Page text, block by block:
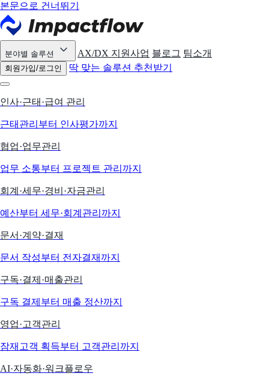
본문으로 건너뛰기
분야별 솔루션 AX/DX 지원사업 블로그 팀소개
회원가입/로그인 딱 맞는 솔루션 추천받기
인사·근태·급여 관리
근태관리부터 인사평가까지
협업·업무관리
업무 소통부터 프로젝트 관리까지
회계·세무·경비·자금관리
예산부터 세무·회계관리까지
문서·계약·결재
문서 작성부터 전자결재까지
구독·결제·매출관리
구독 결제부터 매출 정산까지
영업·고객관리
잠재고객 획득부터 고객관리까지
AI·자동화·워크플로우